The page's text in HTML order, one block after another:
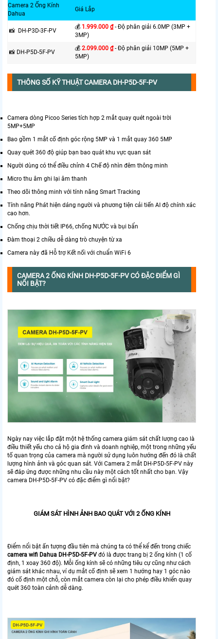
Camera 2 Ống Kính
Dahua
Giá Lắp
📸 DH-P3D-3F-PV
💰 1.999.000 ₫- Độ phân giải 6.0MP (3MP +
3MP)
📸 DH-P5D-5F-PV
💰 2.099.000 ₫ - Độ phân giải 10MP (5MP +
5MP)
THÔNG SỐ KỸ THUẬT CAMERA DH-P5D-5F-PV
Camera dòng Picoo Series tích hợp 2 mắt quay quét ngoài trời
5MP+5MP
Bao gồm 1 mắt cố định góc rộng 5MP và 1 mắt quay 360 5MP
Quay quét 360 độ giúp bạn bao quát khu vực quan sát
Người dùng có thể điều chỉnh 4 Chế độ nhìn đêm thông minh
Micro thu âm ghi lại âm thanh
Theo dõi thông minh với tính năng Smart Tracking
Tính năng Phát hiện dáng người và phương tiện cải tiến AI độ chính xác
cao hơn.
Chống chịu thời tiết IP66, chống NƯỚC và bụi bẩn
Đàm thoại 2 chiều dễ dàng trò chuyện từ xa
Camera này đã Hỗ trợ Kết nối với chuẩn WiFi 6
CAMERA 2 ỐNG KÍNH DH-P5D-5F-PV CÓ ĐẶC ĐIỂM GÌ
NỔI BẬT?
Ngày nay việc lắp đặt một hệ thống camera giám sát chất lượng cao là
điều thiết yếu cho cả hộ gia đình và doanh nghiệp, một trong những yếu
tố quan trọng của camera mà người sử dụng luôn hướng đến đó là chất
lượng hình ảnh và góc quan sát. Với Camera 2 mắt DH-P5D-5F-PV này
sẽ đáp ứng được những nhu cầu này một cách tốt nhất cho bạn. Vậy
camera DH-P5D-5F-PV có đặc điểm gì nổi bật?
GIÁM SÁT HÌNH ẢNH BAO QUÁT VỚI 2 ỐNG KÍNH
Điểm nổi bật ấn tượng đầu tiên mà chúng ta có thể kể đến trong chiếc
camera wifi Dahua DH-P5D-5F-PV đó là được trang bị 2 ống kính (1 cố
định, 1 xoay 360 độ). Mỗi ống kính sẽ có những tiêu cự cũng như cách
giám sát khác nhau, ví dụ mắt cố định sẽ xem 1 hướng hay 1 góc nào
đó cố định một chỗ, còn mắt camera còn lại cho phép điều khiển quay
quét 360 toàn cảnh dễ dàng.